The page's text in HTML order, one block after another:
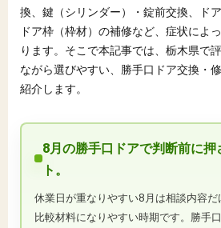
換、鍵（シリンダー）・錠前交換、ド
ドア枠（枠材）の補修など、症状によ
ります。そこで本記事では、栃木県で
ながら選びやすい、勝手口ドア交換・
紹介します。
8月の勝手口ドアで判断前に押
ト。
休業日が重なりやすい8月は相談内容だ
比較材料になりやすい時期です。勝手